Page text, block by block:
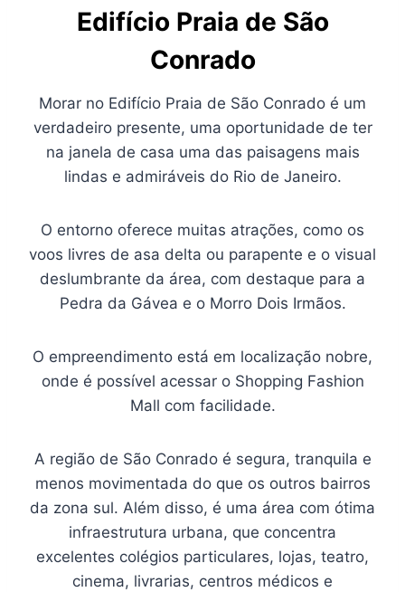
Edifício Praia de São
Conrado
Morar no Edifício Praia de São Conrado é um
verdadeiro presente, uma oportunidade de ter
na janela de casa uma das paisagens mais
lindas e admiráveis do Rio de Janeiro.
O entorno oferece muitas atrações, como os
voos livres de asa delta ou parapente e o visual
deslumbrante da área, com destaque para a
Pedra da Gávea e o Morro Dois Irmãos.
O empreendimento está em localização nobre,
onde é possível acessar o Shopping Fashion
Mall com facilidade.
A região de São Conrado é segura, tranquila e
menos movimentada do que os outros bairros
da zona sul. Além disso, é uma área com ótima
infraestrutura urbana, que concentra
excelentes colégios particulares, lojas, teatro,
cinema, livrarias, centros médicos e